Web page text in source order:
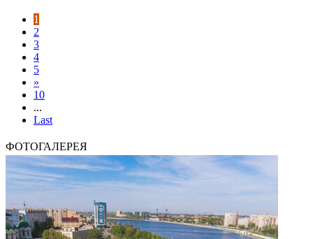
1
2
3
4
5
»
10
...
Last
ФОТОГАЛЕРЕЯ